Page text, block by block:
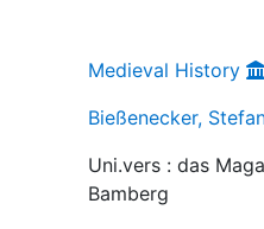
Medieval History
Bießenecker,
Uni.vers : das
Bamberg